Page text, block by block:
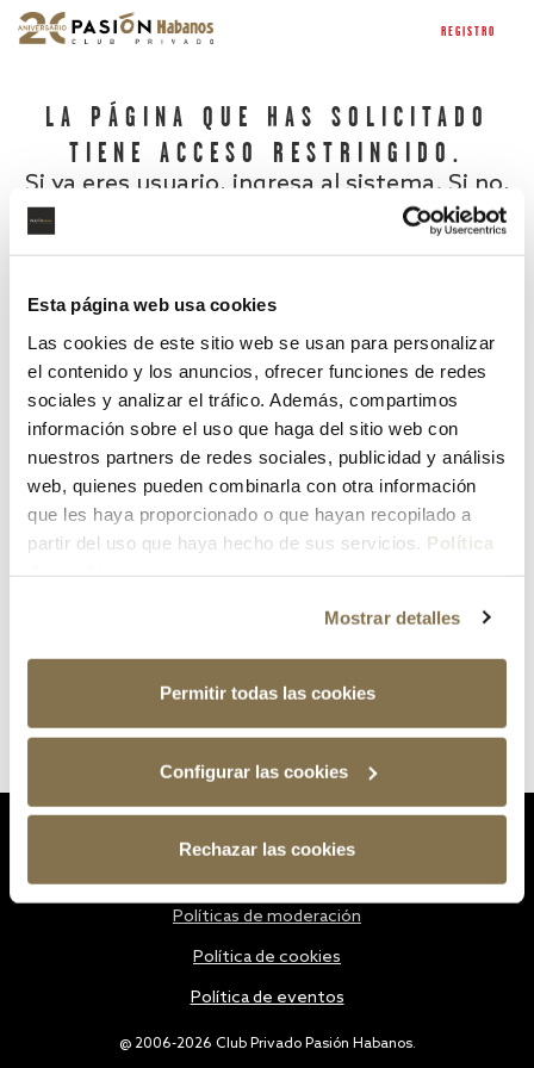
Esta página web usa cookies
Las cookies de este sitio web se usan para personalizar
el contenido y los anuncios, ofrecer funciones de redes
sociales y analizar el tráfico. Además, compartimos
información sobre el uso que haga del sitio web con
nuestros partners de redes sociales, publicidad y análisis
web, quienes pueden combinarla con otra información
que les haya proporcionado o que hayan recopilado a
partir del uso que haya hecho de sus servicios. Política
Mostrar detalles
Permitir todas las cookies
Configurar las cookies
Rechazar las cookies
REGISTRO
LA PÁGINA QUE HAS SOLICITADO
TIENE ACCESO RESTRINGIDO.
Si ya eres usuario, ingresa al sistema. Si no,
¿Has olvidado tu contraseña?
@ 2006-2026 Club Privado Pasión Habanos.
Políticas de moderación
Política de cookies
Política de eventos